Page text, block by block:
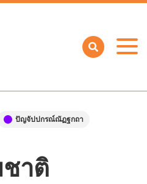
Open
ปัญจัปปกรณ์ณัฏฐกถา
าติ